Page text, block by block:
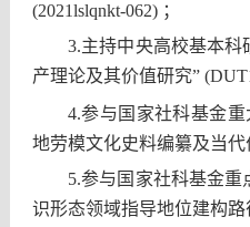
(2021lslqnkt-062) ；
3.主持中央高校基本科
产理论及其价值研究”
4.参与国家社科基金
地劳模文化史料编纂及当代
5.参与国家社科基金重
识形态领域指导地位建构路